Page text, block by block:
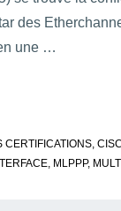
des
une …
CERTIFICATIONS,
, MLPPP,